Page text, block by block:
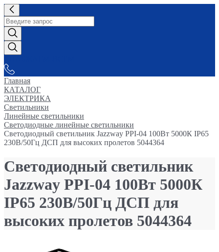
Главная
КАТАЛОГ
ЭЛЕКТРИКА
Светильники
Линейные светильники
Светодиодные линейные светильники
Светодиодный светильник Jazzway PPI-04 100Вт 5000К IP65
230В/50Гц ДСП для высоких пролетов 5044364
Светодиодный светильник
Jazzway PPI-04 100Вт 5000К
IP65 230В/50Гц ДСП для
высоких пролетов 5044364